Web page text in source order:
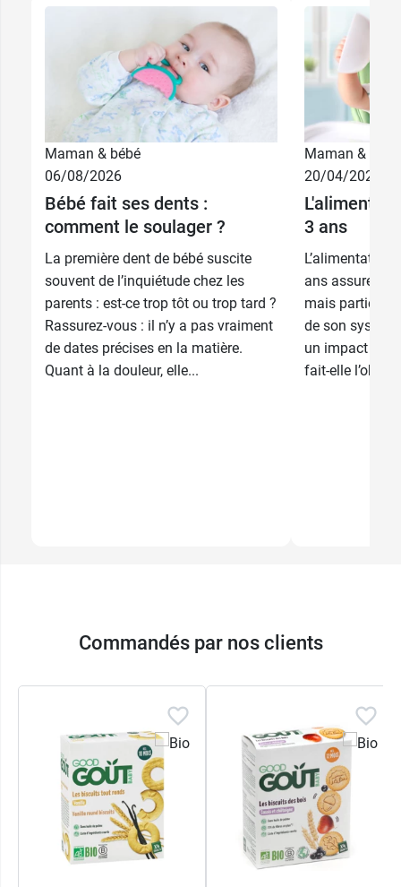
Maman & bébé
06/08/2026
Bébé fait ses dents :
comment le soulager ?
La première dent de bébé suscite
souvent de l’inquiétude chez les
parents : est-ce trop tôt ou trop tard ?
Rassurez-vous : il n’y a pas vraiment
de dates précises en la matière.
Quant à la douleur, elle...
Maman & bébé
20/04/2026
3 ans
L’alimentation
ans assure
mais participe
de son
un impact sur
fait-elle l’objet
Commandés par nos clients